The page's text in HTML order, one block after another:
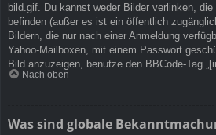
bild.gif. Du kannst weder Bilder verlinken,
befinden (außer es ist ein öffentlich
Bildern, die nur nach einer Anmeldung
Yahoo-Mailboxen, mit einem Passwort
Bild anzuzeigen, benutze den BBCode-Tag
Nach oben
Was sind globale